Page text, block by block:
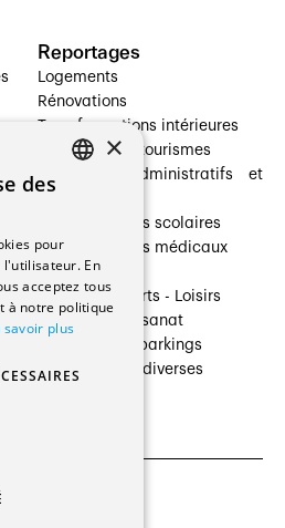
Reportages
Logements
Rénovations
Transformations intérieures
Hôtelleries et tourismes
Bâtiments administratifs et
Établissements scolaires
Établissements médicaux
Villas
Cultures - Sports - Loisirs
Industrie - Artisanat
Transports et parkings
Constructions diverses
×
des
pour
En
acceptez tous
à notre politique
savoir plus